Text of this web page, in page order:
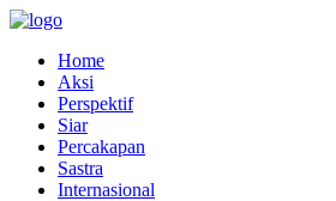
Home
Aksi
Perspektif
Siar
Percakapan
Sastra
Internasional